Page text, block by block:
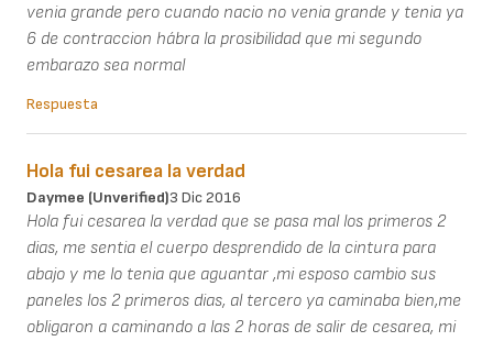
venia grande pero cuando nacio no venia grande y tenia ya
6 de contraccion hábra la prosibilidad que mi segundo
embarazo sea normal
Respuesta
Hola fui cesarea la verdad
Daymee (unverified)3 Dic 2016
Hola fui cesarea la verdad que se pasa mal los primeros 2
dias, me sentia el cuerpo desprendido de la cintura para
abajo y me lo tenia que aguantar ,mi esposo cambio sus
paneles los 2 primeros dias, al tercero ya caminaba bien,me
obligaron a caminando a las 2 horas de salir de cesarea, mi